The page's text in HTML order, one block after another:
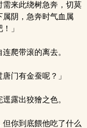
来此绕树急奔，切莫
阴，急奔时气血属
」
爬带滚的离去。
门有金蚕呢？」
露出狡獪之色。
你到底餵他吃了什么